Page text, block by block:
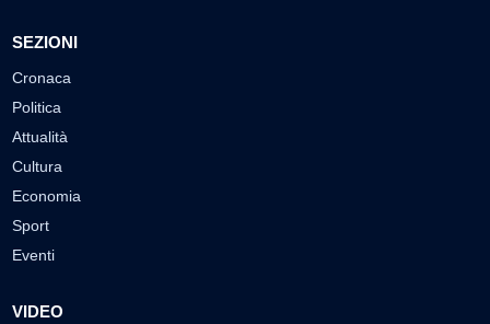
SEZIONI
Cronaca
Politica
Attualità
Cultura
Economia
Sport
Eventi
VIDEO